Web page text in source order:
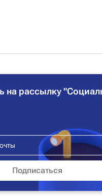
на рассылку